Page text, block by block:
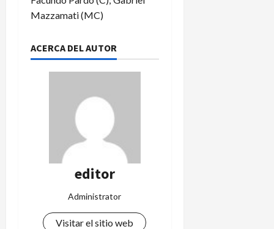
Mazzamati (MC)
ACERCA DEL AUTOR
editor
Administrator
Visitar el sitio web